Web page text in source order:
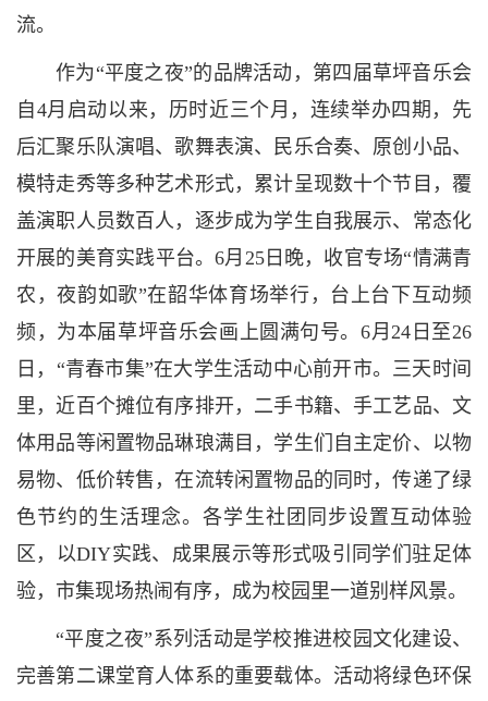
流。
作为“平度之夜”的品牌活动，第四届草坪音乐会
自4月启动以来，历时近三个月，连续举办四期，先
后汇聚乐队演唱、歌舞表演、民乐合奏、原创小品、
模特走秀等多种艺术形式，累计呈现数十个节目，覆
盖演职人员数百人，逐步成为学生自我展示、常态化
开展的美育实践平台。6月25日晚，收官专场“情满青
农，夜韵如歌”在韶华体育场举行，台上台下互动频
频，为本届草坪音乐会画上圆满句号。6月24日至26
日，“青春市集”在大学生活动中心前开市。三天时间
里，近百个摊位有序排开，二手书籍、手工艺品、文
体用品等闲置物品琳琅满目，学生们自主定价、以物
易物、低价转售，在流转闲置物品的同时，传递了绿
色节约的生活理念。各学生社团同步设置互动体验
区，以DIY实践、成果展示等形式吸引同学们驻足体
验，市集现场热闹有序，成为校园里一道别样风景。
“平度之夜”系列活动是学校推进校园文化建设、
完善第二课堂育人体系的重要载体。活动将绿色环保